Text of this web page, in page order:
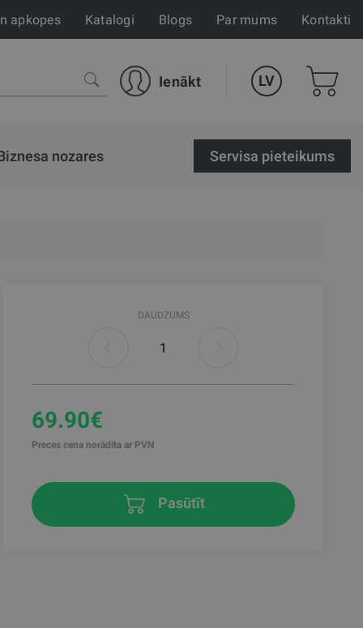
apkopes Katalogi Blogs Par mums Kontakti
Ienākt LV
nozares Servisa pieteikums
DAUDZUMS
69.90€
Preces cena norādīta ar PVN
Pasūtīt